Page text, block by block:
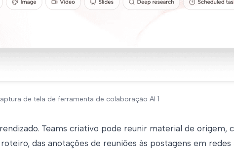
de tela de ferramenta de colaboração AI 1
Teams criativo pode reunir material de origem,
das anotações de reuniões às postagens em redes